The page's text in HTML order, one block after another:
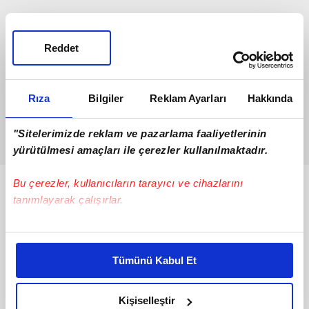
Rıza Bilgiler Reklam Ayarları Hakkında
"Sitelerimizde reklam ve pazarlama faaliyetlerinin
yürütülmesi amaçları ile çerezler kullanılmaktadır.
Bu çerezler, kullanıcıların tarayıcı ve cihazlarını
tanımlayarak çalışırlar.
Bu çerezlere izin vermeniz halinde sizlere özel
daha iyi reklam deneyimi yaşatabiliriz. Bunu yaparken
amacımızın size daha iyi bir reklam deneyimi sunmak
olduğunu ve sizlere en iyi içerikleri sunabilmek adına
Tümünü Kabul Et
Kişiselleştir
Reddet
Bunlar da Var